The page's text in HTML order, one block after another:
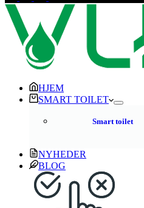
HJEM
SMART TOILET
Smart toilet
NYHEDER
BLOG